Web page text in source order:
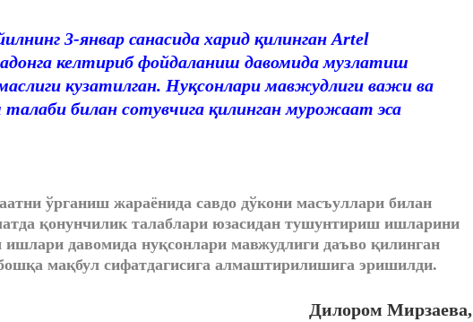
3-январ санасида харид қилинган Artel
келтириб фойдаланиш давомида музлатиш
кузатилган. Нуқсонлари мавжудлиги важи ва
билан сотувчига қилинган мурожаат эса
ўрганиш жараёнида савдо дўкони масъуллари билан
қонунчилик талаблари юзасидан тушунтириш ишларини
ишлари давомида нуқсонлари мавжудлиги даъво қилинган
мақбул сифатдагисига алмаштирилишига эришилди.
Дилором Мирзаева,